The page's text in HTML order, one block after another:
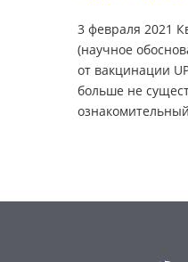
3 февраля 2021
(научное
от вакцинации
больше не